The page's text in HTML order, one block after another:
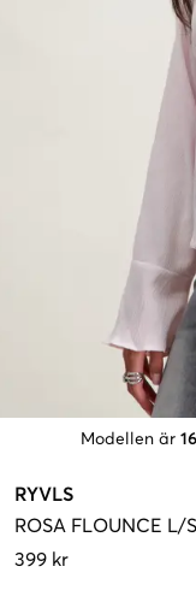
Modellen är
RYVLS
ROSA FLOUNCE L/
399 kr